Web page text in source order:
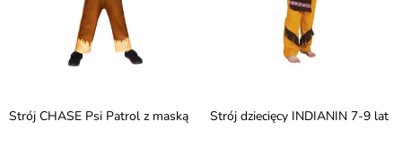
Strój CHASE Psi Patrol z maską Strój dziecięcy INDIANIN 7-9 lat